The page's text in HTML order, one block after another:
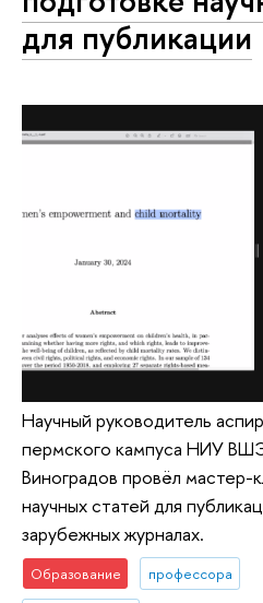
для публикации
Научный руководитель
пермского кампуса НИУ
Виноградов провёл мастер-
научных статей для
зарубежных журналах.
Образование профессора